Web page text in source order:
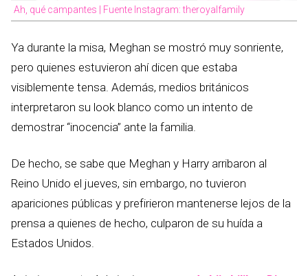
Ah, qué campantes | Fuente Instagram: theroyalfamily
Ya durante la misa, Meghan se mostró muy sonriente,
pero quienes estuvieron ahí dicen que estaba
visiblemente tensa. Además, medios británicos
interpretaron su look blanco como un intento de
demostrar “inocencia” ante la familia.
De hecho, se sabe que Meghan y Harry arribaron al
Reino Unido el jueves, sin embargo, no tuvieron
apariciones públicas y prefirieron mantenerse lejos de la
prensa a quienes de hecho, culparon de su huída a
Estados Unidos.